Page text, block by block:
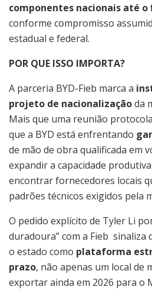
componentes nacionais até o
conforme compromisso
estadual e federal.
POR QUE ISSO IMPORTA?
A parceria BYD-Fieb marca a
projeto de nacionalizaçãoda
Mais que uma reunião
que a BYD está enfrentando
de mão de obra qualificada em
expandir a capacidade
encontrar fornecedores locais
padrões técnicos exigidos pela
O pedido explícito de Tyler Li
duradoura” com a Fieb sinaliza
o estado como plataforma
prazo, não apenas um local de
exportar ainda em 2026 para o